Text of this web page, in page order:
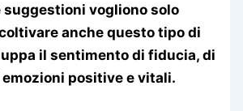
suggestioni vogliono solo
anche questo tipo di
il sentimento di fiducia, di
positive e vitali.